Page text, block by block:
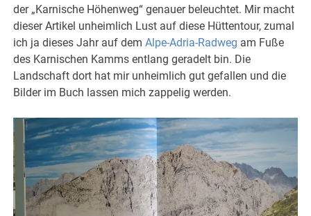
der „Karnische Höhenweg“ genauer beleuchtet. Mir macht
dieser Artikel unheimlich Lust auf diese Hüttentour, zumal
ich ja dieses Jahr auf demAlpe-Adria-Radweg am Fuße
des Karnischen Kamms entlang geradelt bin. Die
Landschaft dort hat mir unheimlich gut gefallen und die
Bilder im Buch lassen mich zappelig werden.